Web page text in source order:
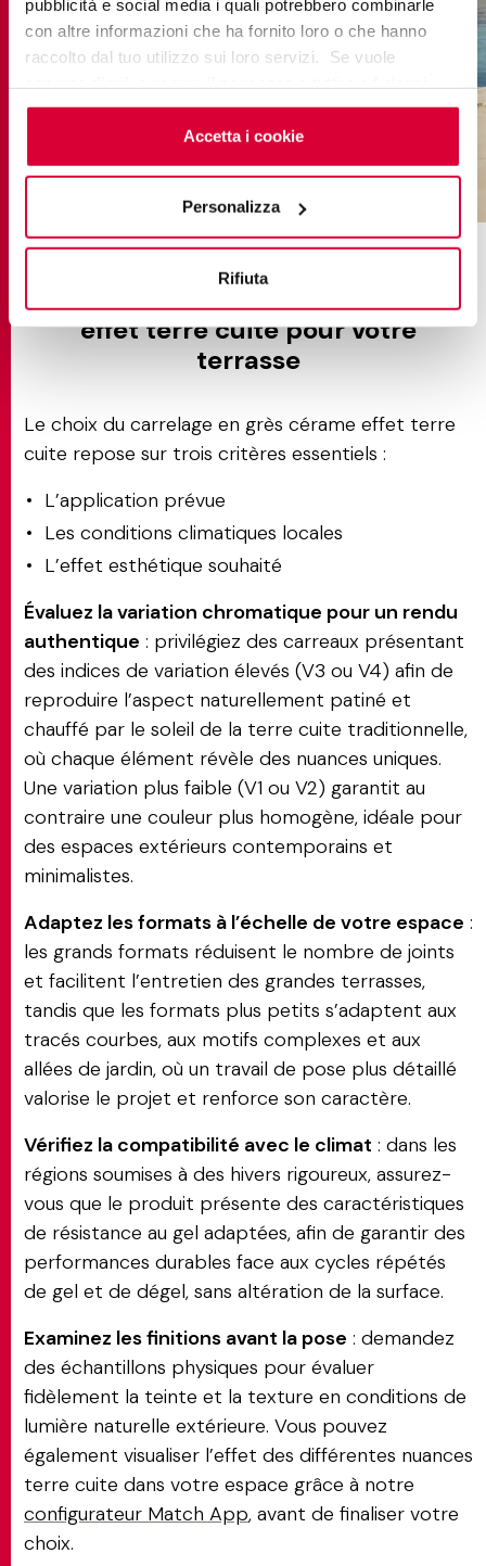
pubblicità e social media i quali potrebbero combinarle
con altre informazioni che ha fornito loro o che hanno
raccolto dal tuo utilizzo sui loro servizi. Se vuole
cookieclicchi qui. Il consenso può essere espresso
cliccando sul tasto “Accetta i cookie”. Se non vuole i
cookie di profilazione può negare il consenso sul tasto
Accetta i cookie
Personalizza
Rifiuta
Comment choisir des dalles
effet terre cuite pour votre
terrasse
Le choix du carrelage en grès cérame effet terre
cuite repose sur trois critères essentiels :
L’application prévue
Les conditions climatiques locales
L’effet esthétique souhaité
Évaluez la variation chromatique pour un rendu
authentique : privilégiez des carreaux présentant
des indices de variation élevés (V3 ou V4) afin de
reproduire l’aspect naturellement patiné et
chauffé par le soleil de la terre cuite traditionnelle,
où chaque élément révèle des nuances uniques.
Une variation plus faible (V1 ou V2) garantit au
contraire une couleur plus homogène, idéale pour
des espaces extérieurs contemporains et
minimalistes.
Adaptez les formats à l’échelle de votre espace :
les grands formats réduisent le nombre de joints
et facilitent l’entretien des grandes terrasses,
tandis que les formats plus petits s’adaptent aux
tracés courbes, aux motifs complexes et aux
allées de jardin, où un travail de pose plus détaillé
valorise le projet et renforce son caractère.
Vérifiez la compatibilité avec le climat : dans les
régions soumises à des hivers rigoureux, assurez-
vous que le produit présente des caractéristiques
de résistance au gel adaptées, afin de garantir des
performances durables face aux cycles répétés
de gel et de dégel, sans altération de la surface.
Examinez les finitions avant la pose : demandez
des échantillons physiques pour évaluer
fidèlement la teinte et la texture en conditions de
lumière naturelle extérieure. Vous pouvez
également visualiser l’effet des différentes nuances
terre cuite dans votre espace grâce à notre
configurateur Match App, avant de finaliser votre
choix.